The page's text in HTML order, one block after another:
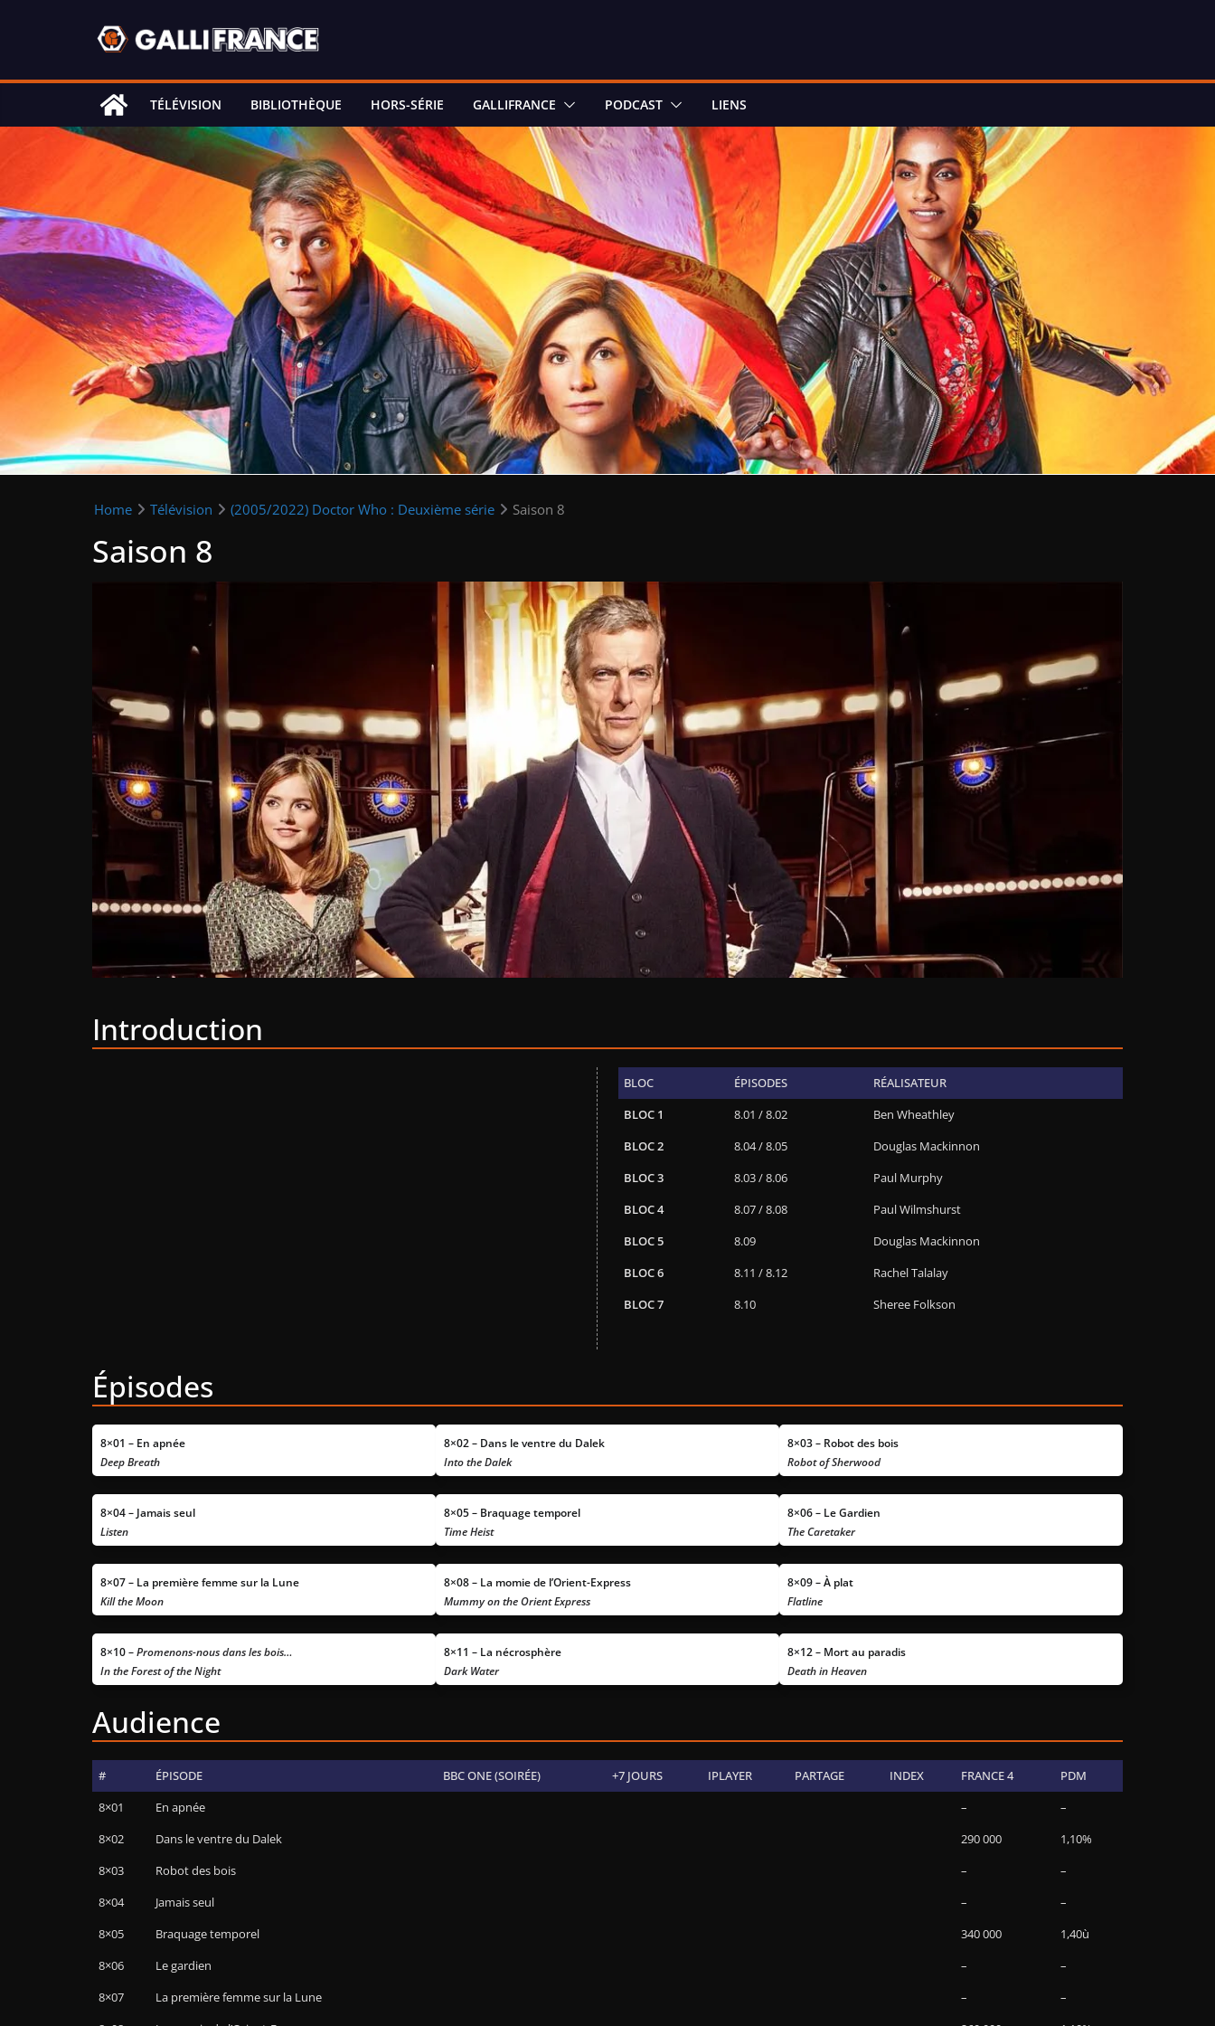
TÉLÉVISION BIBLIOTHÈQUE HORS-SÉRIE GALLIFRANCE PODCAST LIENS
Home Télévision (2005/2022) Doctor Who : Deuxième série Saison 8
Saison 8
Introduction
BLOC ÉPISODES
RÉALISATEUR
BLOC 1
8.01 / 8.02
Ben Wheathley
BLOC 2
8.04 / 8.05
Douglas Mackinnon
BLOC 3
8.03 / 8.06
Paul Murphy
BLOC 4
8.07 / 8.08
Paul Wilmshurst
BLOC 5
8.09
Douglas Mackinnon
BLOC 6
8.11 / 8.12
Rachel Talalay
BLOC 7
8.10 Sheree Folkson
Épisodes
8×01 – En apnée
Deep Breath
8×02 – Dans le ventre du Dalek
Into the Dalek
8×03 – Robot des bois
Robot of Sherwood
8×04 – Jamais seul
Listen
8×05 – Braquage temporel
Time Heist
8×06 – Le Gardien
The Caretaker
8×07 – La première femme sur la Lune
Kill the Moon
8×08 – La momie de l’Orient-Express
Mummy on the Orient Express
8×09 – À plat
Flatline
8×10 –Promenons-nous dans les bois…
In the Forest of the Night
8×11 – La nécrosphère
Dark Water
8×12 – Mort au paradis
Death in Heaven
Audience
# ÉPISODE BBC ONE (SOIRÉE) +7 JOURS IPLAYER PARTAGE INDEX FRANCE 4
PDM
8×01
En apnée –
–
8×02
Dans le ventre du Dalek 290 000
1,10%
8×03
Robot des bois –
–
8×04
Jamais seul –
–
8×05
Braquage temporel 340 000
1,40ù
8×06
Le gardien –
–
8×07
La première femme sur la Lune –
–